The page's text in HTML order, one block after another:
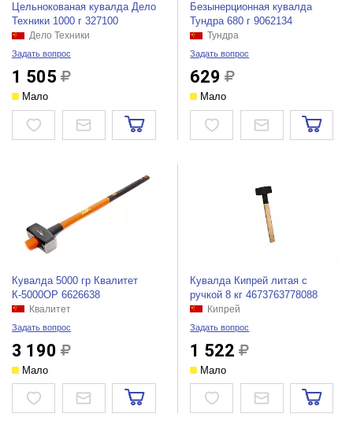
Цельнокованая кувалда Дело
Техники 1000 г 327100
Дело Техники
Задать вопрос
1 505
Мало
Безынерционная кувалда
Тундра 680 г 9062134
Тундра
Задать вопрос
629
Мало
Кувалда 5000 гр Квалитет
К-5000ОР 6626638
Квалитет
Задать вопрос
3 190
Мало
Кувалда Кипрей литая с
ручкой 8 кг 4673763778088
Кипрей
Задать вопрос
1 522
Мало